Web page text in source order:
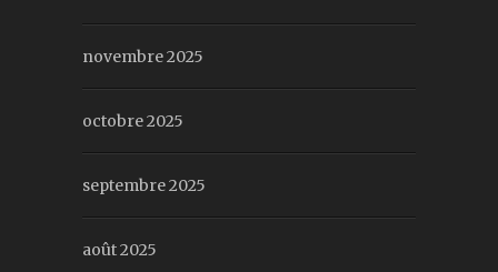
novembre 2025
octobre 2025
septembre 2025
août 2025